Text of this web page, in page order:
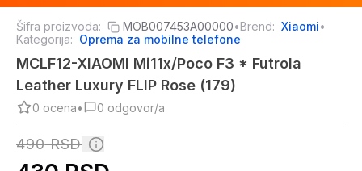
Šifra proizvoda: MOB007453A00000•Brend: Xiaomi•
Kategorija: Oprema za mobilne telefone
MCLF12-XIAOMI Mi11x/Poco F3 * Futrola
Leather Luxury FLIP Rose (179)
0 ocena• 0 odgovor/a
490RSD